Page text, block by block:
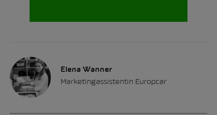
Elena Wanner
Marketingassistentin Europcar